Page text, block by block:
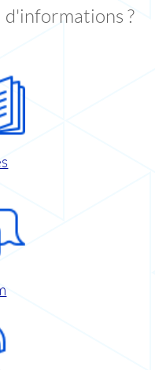
d'informations ?